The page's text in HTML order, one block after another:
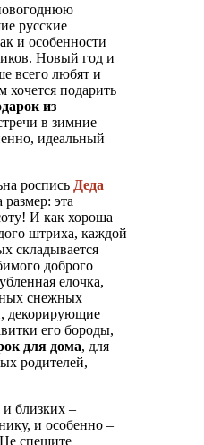
русские
и особенности
Новый год и
всего любят и
хочется подарить
из
в зимние
идеальный
роспись Деда
эта
И как хороша
штриха, каждой
складывается
доброго
елочка,
снежных
декорирующие
его бороды,
для дома, для
родителей,
близких –
и особенно –
спешите